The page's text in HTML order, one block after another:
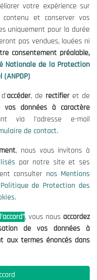
culture
02/03/2021
votre expérience sur
et conserver vos
uniquement pour la durée
pas vendues, louées ni
consentement préalable,
Nationale de la Protection
(ANPDP)
accéder, de rectifieret de
données à caractère
via l'adresse e-mail
de contact.
, nous vous invitons à
par notre site et ses
consulter nos Mentions
Politique de Protection des
.
, vous nous accordez
de vos données à
aux termes énoncés dans